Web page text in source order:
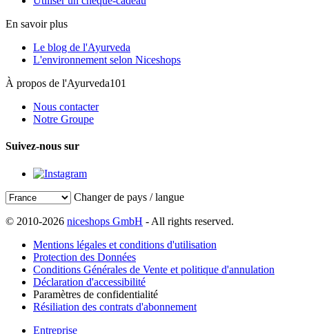
En savoir plus
Le blog de l'Ayurveda
L'environnement selon Niceshops
À propos de l'Ayurveda101
Nous contacter
Notre Groupe
Suivez-nous sur
Changer de pays / langue
© 2010-2026 niceshops GmbH - All rights reserved.
Mentions légales et conditions d'utilisation
Protection des Données
Conditions Générales de Vente et politique d'annulation
Déclaration d'accessibilité
Paramètres de confidentialité
Résiliation des contrats d'abonnement
Entreprise